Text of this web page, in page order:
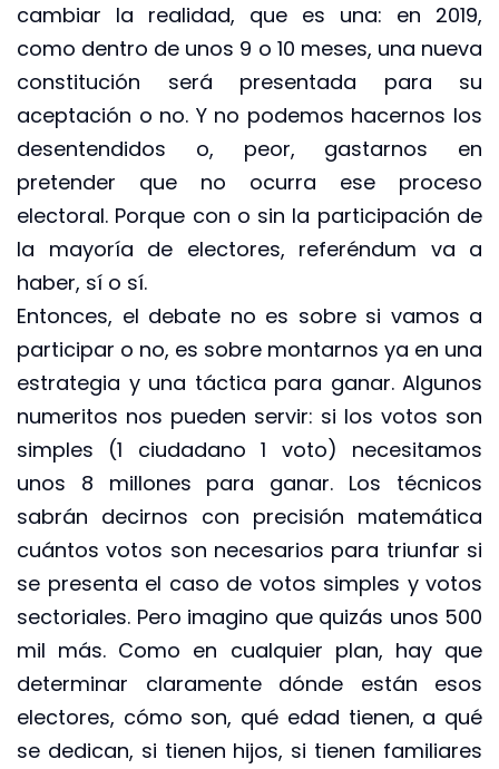
cambiar la realidad, que es una: en 2019,
como dentro de unos 9 o 10 meses, una nueva
constitución será presentada para su
aceptación o no. Y no podemos hacernos los
desentendidos o, peor, gastarnos en
pretender que no ocurra ese proceso
electoral. Porque con o sin la participación de
la mayoría de electores, referéndum va a
haber, sí o sí.
Entonces, el debate no es sobre si vamos a
participar o no, es sobre montarnos ya en una
estrategia y una táctica para ganar. Algunos
numeritos nos pueden servir: si los votos son
simples (1 ciudadano 1 voto) necesitamos
unos 8 millones para ganar. Los técnicos
sabrán decirnos con precisión matemática
cuántos votos son necesarios para triunfar si
se presenta el caso de votos simples y votos
sectoriales. Pero imagino que quizás unos 500
mil más. Como en cualquier plan, hay que
determinar claramente dónde están esos
electores, cómo son, qué edad tienen, a qué
se dedican, si tienen hijos, si tienen familiares